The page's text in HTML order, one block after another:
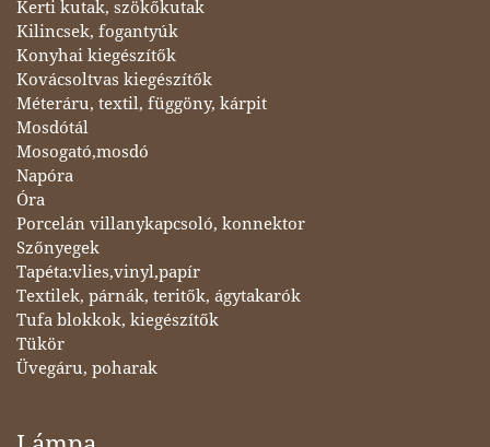
Kerti kutak, szökőkutak
Kilincsek, fogantyúk
Konyhai kiegészítők
Kovácsoltvas kiegészítők
Méteráru, textil, függöny, kárpit
Mosdótál
Mosogató,mosdó
Napóra
Óra
Porcelán villanykapcsoló, konnektor
Szőnyegek
Tapéta:vlies,vinyl,papír
Textilek, párnák, teritők, ágytakarók
Tufa blokkok, kiegészítők
Tükör
Üvegáru, poharak